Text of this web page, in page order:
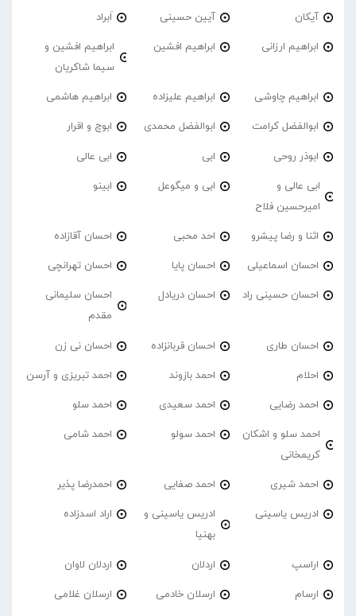
آیکان آیین حسینی اَبراد
ابراهیم ارزانی ابراهیم افشین
ابراهیم افشین و
سیما شاکریان
ابراهیم چاوشی ابراهیم علیزاده ابراهیم هاشمی
ابوالفضل کرامت ابوالفضل محمدی ابوچ و اقرار
ابوذر روحی ابی ابی عالی
ابی عالی و
امیرحسین فلاح
ابی و میگوعل ابینو
اثنا و رضا پیشرو احد محبی احسان آقازاده
احسان اسماعیلی احسان پایا احسان تهرانچی
احسان حسینی راد احسان دریادل
احسان سلیمانی
مقدم
احسان طاری احسان قربانزاده احسان نی زن
احلام احمد بازوند احمد تبریزی و آرسن
احمد‌ رضایی احمد سعیدی احمد سلو
احمد سلو و اشکان
کریمخانی
احمد سولو احمد شامی
احمد شیری احمد صفایی احمدرضا پذیر
ادریس یاسینی
ادریس یاسینی و
بهنیا
اراد اسدزاده
اراسپ اردلان اردلان لاوان
ارسام ارسلان خادمی ارسلان غلامی